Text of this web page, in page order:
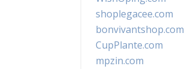
shoplegacee.com
bonvivantshop.com
CupPlante.com
mpzin.com